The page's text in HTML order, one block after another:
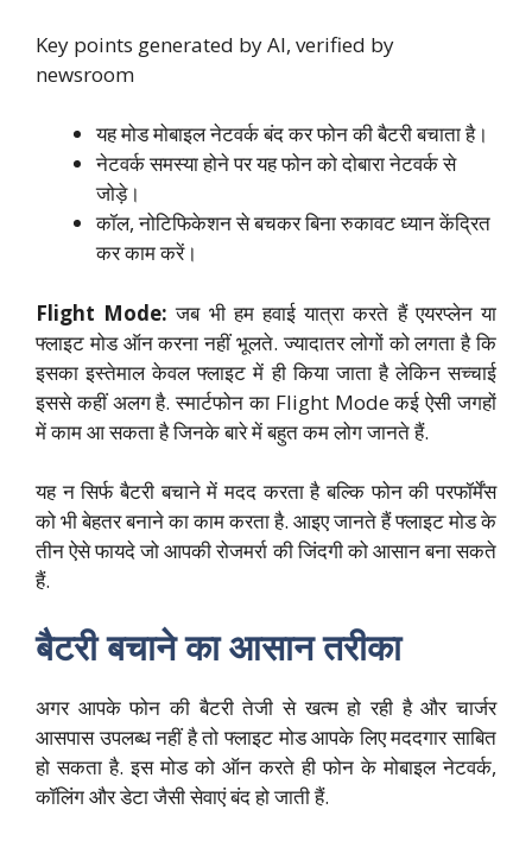
Key points generated by AI, verified by
newsroom
यह मोड मोबाइल नेटवर्क बंद कर फोन की बैटरी बचाता है।
नेटवर्क समस्या होने पर यह फोन को दोबारा नेटवर्क से
जोड़े।
कॉल, नोटिफिकेशन से बचकर बिना रुकावट ध्यान केंद्रित
कर काम करें।
Flight Mode: जब भी हम हवाई यात्रा करते हैं एयरप्लेन या
फ्लाइट मोड ऑन करना नहीं भूलते. ज्यादातर लोगों को लगता है कि
इसका इस्तेमाल केवल फ्लाइट में ही किया जाता है लेकिन सच्चाई
इससे कहीं अलग है. स्मार्टफोन का Flight Mode कई ऐसी जगहों
में काम आ सकता है जिनके बारे में बहुत कम लोग जानते हैं.
यह न सिर्फ बैटरी बचाने में मदद करता है बल्कि फोन की परफॉर्मेंस
को भी बेहतर बनाने का काम करता है. आइए जानते हैं फ्लाइट मोड के
तीन ऐसे फायदे जो आपकी रोजमर्रा की जिंदगी को आसान बना सकते
हैं.
बैटरी बचाने का आसान तरीका
अगर आपके फोन की बैटरी तेजी से खत्म हो रही है और चार्जर
आसपास उपलब्ध नहीं है तो फ्लाइट मोड आपके लिए मददगार साबित
हो सकता है. इस मोड को ऑन करते ही फोन के मोबाइल नेटवर्क,
कॉलिंग और डेटा जैसी सेवाएं बंद हो जाती हैं.